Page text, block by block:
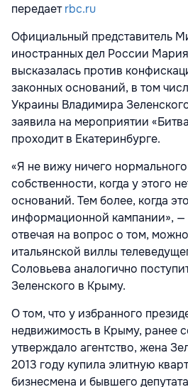
передаетrbc.ru
Официальный представитель
иностранных дел России
высказалась против
законных оснований, в том
Украины Владимира
заявила на мероприятии
проходит в Екатеринбурге.
«Я не вижу ничего
собственности, когда у этого
оснований. Тем более, когда
информационной кампании», —
отвечая на вопрос о том,
итальянской виллы
Соловьева аналогично
Зеленского в Крыму.
О том, что у избранного
недвижимость в Крыму, ранее
утверждало агентство, жена
2013 году купила элитную
бизнесмена и бывшего